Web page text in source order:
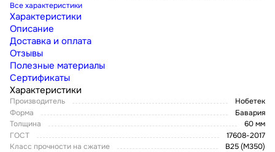
Все характеристики
Характеристики
Описание
Доставка и оплата
Отзывы
Полезные материалы
Сертификаты
Характеристики
Производитель
Нобетек
Форма
Бавария
Толщина
60 мм
ГОСТ
17608-2017
Класс прочности на сжатие
В25 (М350)